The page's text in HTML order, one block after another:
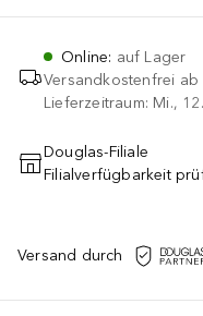
Online: auf Lager
Versandkostenfrei ab
Lieferzeitraum: Mi.,
IN
Douglas-Filiale
Filialverfügbarkeit
Versand durch